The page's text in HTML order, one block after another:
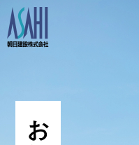
事業案内